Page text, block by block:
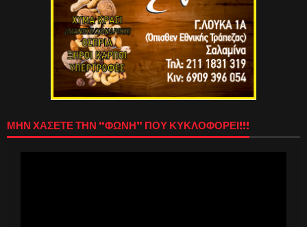
ΜΗΝ ΧΑΣΕΤΕ ΤΗΝ “ΦΩΝΗ” ΠΟΥ ΚΥΚΛΟΦΟΡΕΙ!!!